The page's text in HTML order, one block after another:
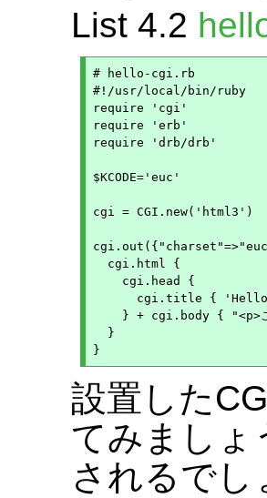
List 4.2
# hello-cgi.rb
#!/usr/local/bin/ruby
require 'cgi'
require 'erb'
require 'drb/drb'
$KCODE='euc'
cgi = CGI.new('html3')
  cgi.html {
    cgi.head {
cgi.title {
} + cgi.body { "<p>
  }
設置した
てみましょ
されるでし